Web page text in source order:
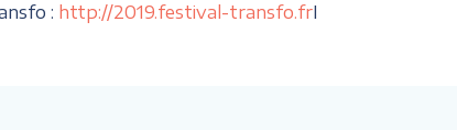
: http://2019.festival-transfo.frI